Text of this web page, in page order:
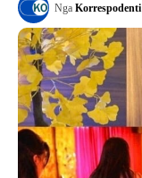
Nga Korrespodenti